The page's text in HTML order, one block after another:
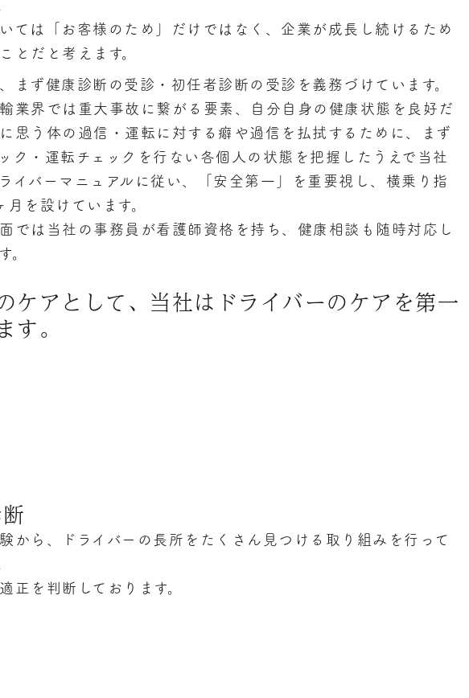
ては「お客様のため」だけではなく、企業が成長し続けるため
とだと考えます。
まず健康診断の受診・初任者診断の受診を義務づけています。
業界では重大事故に繋がる要素、自分自身の健康状態を良好だ
思う体の過信・運転に対する癖や過信を払拭するために、まず
ク・運転チェックを行ない各個人の状態を把握したうえで当社
イバーマニュアルに従い、「安全第一」を重要視し、横乗り指
月を設けています。
では当社の事務員が看護師資格を持ち、健康相談も随時対応し
。
ケアとして、当社はドライバーのケアを第一
す。
から、ドライバーの長所をたくさん見つける取り組みを行って
正を判断しております。